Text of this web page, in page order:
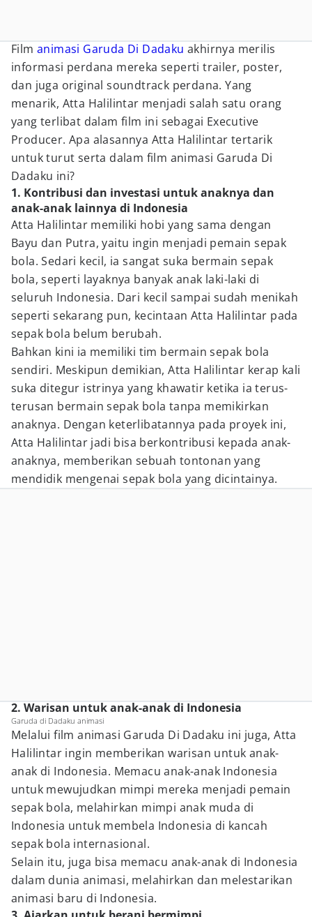
Film animasi Garuda Di Dadaku akhirnya merilis
informasi perdana mereka seperti trailer, poster,
dan juga original soundtrack perdana. Yang
menarik, Atta Halilintar menjadi salah satu orang
yang terlibat dalam film ini sebagai Executive
Producer. Apa alasannya Atta Halilintar tertarik
untuk turut serta dalam film animasi Garuda Di
Dadaku ini?
1. Kontribusi dan investasi untuk anaknya dan
anak-anak lainnya di Indonesia
Atta Halilintar memiliki hobi yang sama dengan
Bayu dan Putra, yaitu ingin menjadi pemain sepak
bola. Sedari kecil, ia sangat suka bermain sepak
bola, seperti layaknya banyak anak laki-laki di
seluruh Indonesia. Dari kecil sampai sudah menikah
seperti sekarang pun, kecintaan Atta Halilintar pada
sepak bola belum berubah.
Bahkan kini ia memiliki tim bermain sepak bola
sendiri. Meskipun demikian, Atta Halilintar kerap kali
suka ditegur istrinya yang khawatir ketika ia terus-
terusan bermain sepak bola tanpa memikirkan
anaknya. Dengan keterlibatannya pada proyek ini,
Atta Halilintar jadi bisa berkontribusi kepada anak-
anaknya, memberikan sebuah tontonan yang
mendidik mengenai sepak bola yang dicintainya.
2. Warisan untuk anak-anak di Indonesia
Garuda di Dadaku animasi
Melalui film animasi Garuda Di Dadaku ini juga, Atta
Halilintar ingin memberikan warisan untuk anak-
anak di Indonesia. Memacu anak-anak Indonesia
untuk mewujudkan mimpi mereka menjadi pemain
sepak bola, melahirkan mimpi anak muda di
Indonesia untuk membela Indonesia di kancah
sepak bola internasional.
Selain itu, juga bisa memacu anak-anak di Indonesia
dalam dunia animasi, melahirkan dan melestarikan
animasi baru di Indonesia.